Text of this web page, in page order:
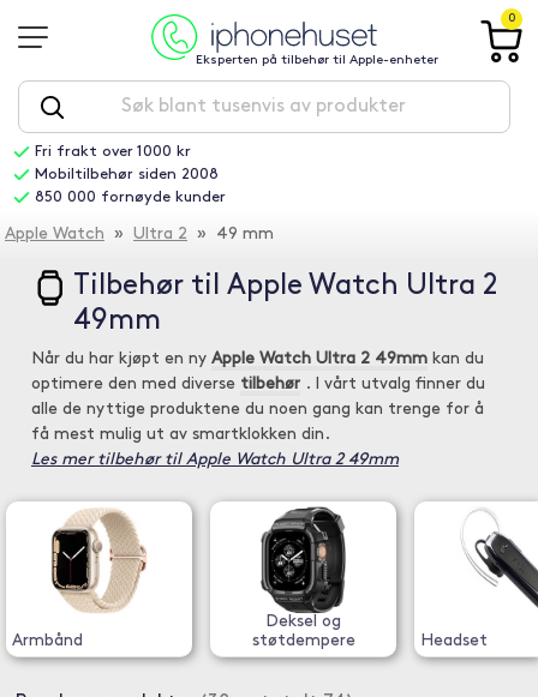
Eksperten på tilbehør til Apple-enheter
0
Fri frakt over 1000 kr
Mobiltilbehør siden 2008
850 000 fornøyde kunder
Apple Watch » Ultra 2 » 49 mm
Tilbehør til Apple Watch Ultra 2
49mm
Når du har kjøpt en ny Apple Watch Ultra 2 49mm kan du
optimere den med diverse tilbehør . I vårt utvalg finner du
alle de nyttige produktene du noen gang kan trenge for å
få mest mulig ut av smartklokken din.
Les mer tilbehør til Apple Watch Ultra 2 49mm
Armbånd
Deksel og
støtdempere
Headset